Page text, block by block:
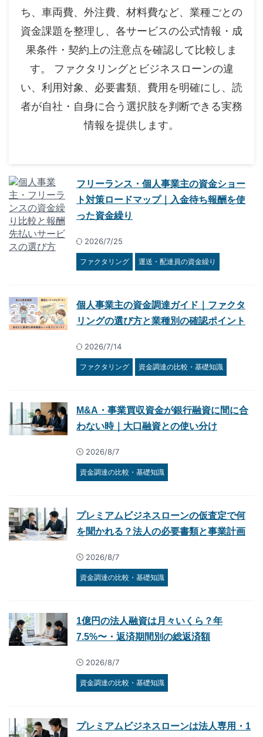
ち、車両費、外注費、材料費など、業種ごとの
資金課題を整理し、各サービスの公式情報・成
果条件・契約上の注意点を確認して比較しま
す。 ファクタリングとビジネスローンの違
い、利用対象、必要書類、費用を明確にし、読
者が自社・自身に合う選択肢を判断できる実務
情報を提供します。
フリーランス・個人事業主の資金ショー
ト対策ロードマップ｜入金待ち報酬を使
った資金繰り
2026/7/25
ファクタリング 運送・配達員の資金繰り
個人事業主の資金調達ガイド｜ファクタ
リングの選び方と業種別の確認ポイント
2026/7/14
ファクタリング 資金調達の比較・基礎知識
M&A・事業買収資金が銀行融資に間に合
わない時｜大口融資との使い分け
2026/8/7
資金調達の比較・基礎知識
プレミアムビジネスローンの仮査定で何
を聞かれる？法人の必要書類と事業計画
2026/8/7
資金調達の比較・基礎知識
1億円の法人融資は月々いくら？年
7.5%〜・返済期間別の総返済額
2026/8/7
資金調達の比較・基礎知識
プレミアムビジネスローンは法人専用・1